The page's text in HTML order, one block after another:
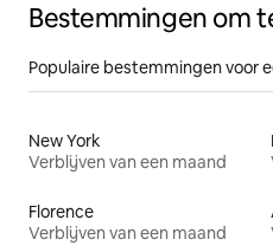
Bestemmingen om
Populaire bestemmingen voor
New York
Verblijven van een maand
Florence
Verblijven van een maand